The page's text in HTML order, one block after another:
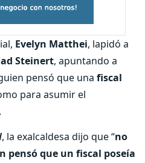
Evelyn Matthei, lapidó a
Steinert, apuntando a
pensó que una fiscal
para asumir el
.
, la exalcaldesa dijo que “no
pensó que un fiscal poseía